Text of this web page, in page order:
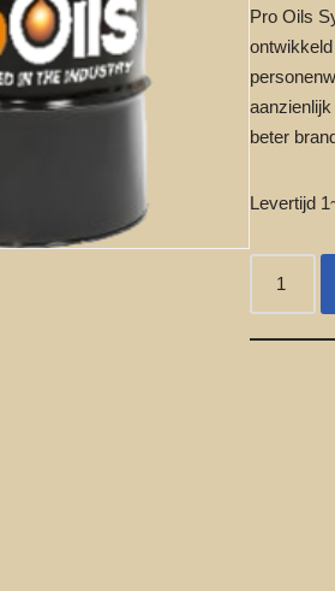
Pro Oils
beter
Levertijd